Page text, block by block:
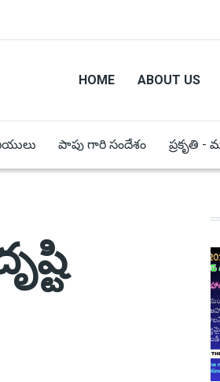
HOME ABOUT US
పాపు గారి సందేశం ప్రకృతి -